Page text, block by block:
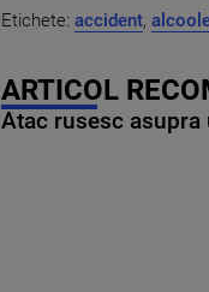
Etichete: accident,
ARTICOL
Atac rusesc